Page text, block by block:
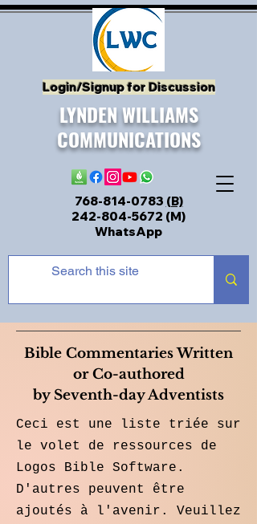
Login/Signup for Discussion
LYNDEN WILLIAMS
COMMUNICATIONS
768-814-0783 (B)
242-804-5672 (M)
WhatsApp
Bible Commentaries Written
or Co-authored
by Seventh-day Adventists
Ceci est une liste triée sur
le volet de ressources de
Logos Bible Software.
D'autres peuvent être
ajoutés à l'avenir. Veuillez